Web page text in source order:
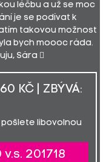
léčbu a už se moc
je se podívat k
takovou možnost
bych moooc ráda.
Sára 
KČ | ZBÝVÁ:
libovolnou
201718